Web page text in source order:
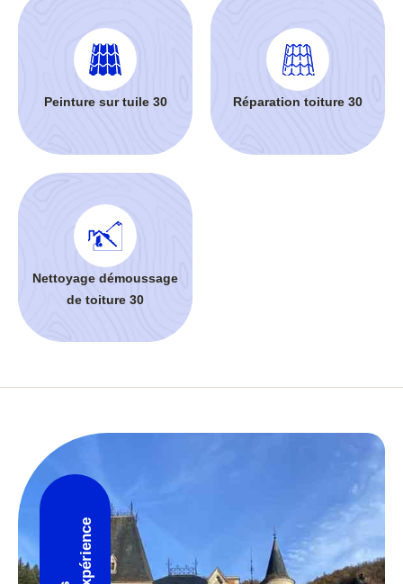
Peinture sur tuile 30 Réparation toiture 30
Nettoyage démoussage
de toiture 30
D'expérience